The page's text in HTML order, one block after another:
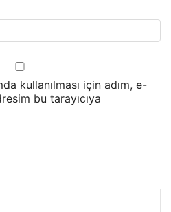
kullanılması için adım, e-
bu tarayıcıya